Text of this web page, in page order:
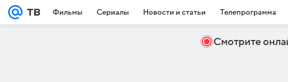
Фильмы Сериалы Новости и статьи Телепрограмма
Смотрите